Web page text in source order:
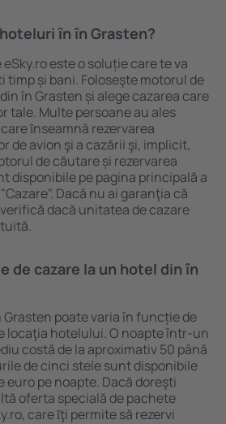
ȋn în Grasten?
este o soluție care te va
timp și bani. Foloseşte motorul de
în Grasten și alege cazarea care
tale. Multe persoane au ales
ȋnseamnă rezervarea
de avion şi a cazării şi, implicit,
de căutare și rezervarea
disponibile pe pagina principală a
Dacă nu ai garanţia că
dacă unitatea de cazare
de cazare la un hotel din în
poate varia în funcție de
locaţia hotelului. O noapte într-un
costă de la aproximativ 50 până
de cinci stele sunt disponibile
euro pe noapte. Dacă doreşti
oferta specială de pachete
care ȋţi permite să rezervi